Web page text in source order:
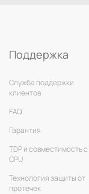
Поддержка
Служба поддержки
клиентов
FAQ
Гарантия
TDP и совместимость с
CPU
Технология защиты от
протечек